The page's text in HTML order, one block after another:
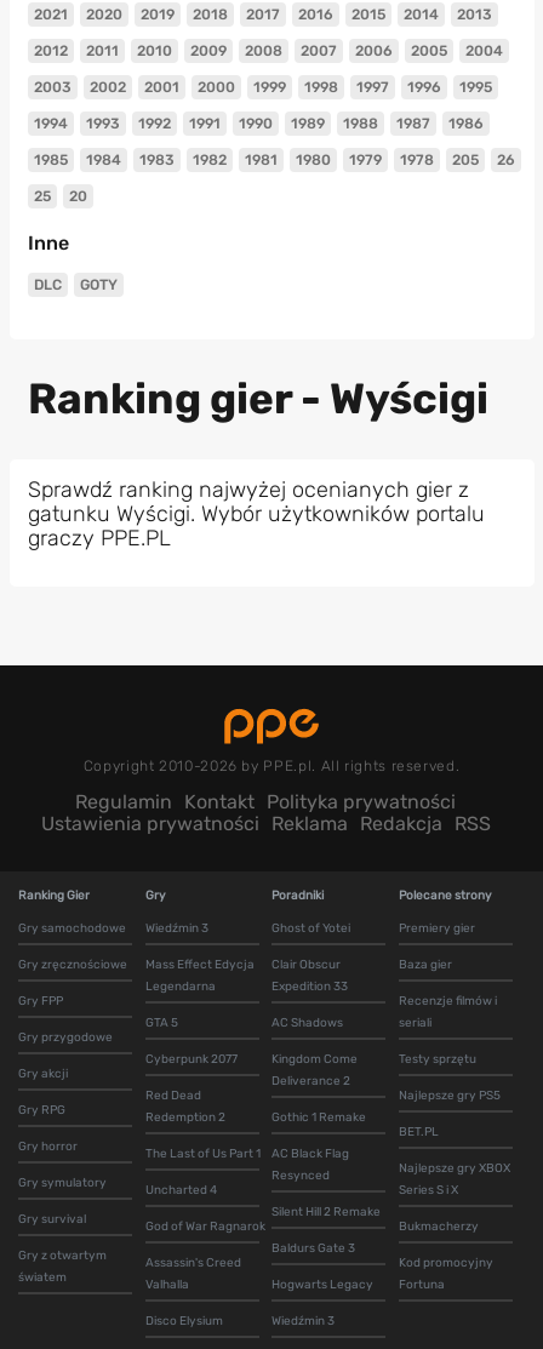
2021 2020 2019 2018 2017 2016 2015 2014 2013
2012 2011 2010 2009 2008 2007 2006 2005 2004
2003 2002 2001 2000 1999 1998 1997 1996 1995
1994 1993 1992 1991 1990 1989 1988 1987 1986
1985 1984 1983 1982 1981 1980 1979 1978 205 26
25 20
Inne
DLC GOTY
Ranking gier - Wyścigi
Sprawdź ranking najwyżej ocenianych gier z
gatunku Wyścigi. Wybór użytkowników portalu
graczy PPE.PL
Copyright 2010-2026 by PPE.pl. All rights reserved.
Regulamin Kontakt Polityka prywatności
Ustawienia prywatności
Reklama Redakcja RSS
Ranking Gier
Gry samochodowe
Gry zręcznościowe
Gry FPP
Gry przygodowe
Gry akcji
Gry RPG
Gry horror
Gry symulatory
Gry survival
Gry z otwartym
światem
Gry
Wiedźmin 3
Mass Effect Edycja
Legendarna
GTA 5
Cyberpunk 2077
Red Dead
Redemption 2
The Last of Us Part 1
Uncharted 4
God of War Ragnarok
Assassin's Creed
Valhalla
Disco Elysium
Poradniki
Ghost of Yotei
Clair Obscur
Expedition 33
AC Shadows
Kingdom Come
Deliverance 2
Gothic 1 Remake
AC Black Flag
Resynced
Silent Hill 2 Remake
Baldurs Gate 3
Hogwarts Legacy
Wiedźmin 3
Polecane strony
Premiery gier
Baza gier
Recenzje filmów i
seriali
Testy sprzętu
Najlepsze gry PS5
BET.PL
Najlepsze gry XBOX
Series S i X
Bukmacherzy
Kod promocyjny
Fortuna